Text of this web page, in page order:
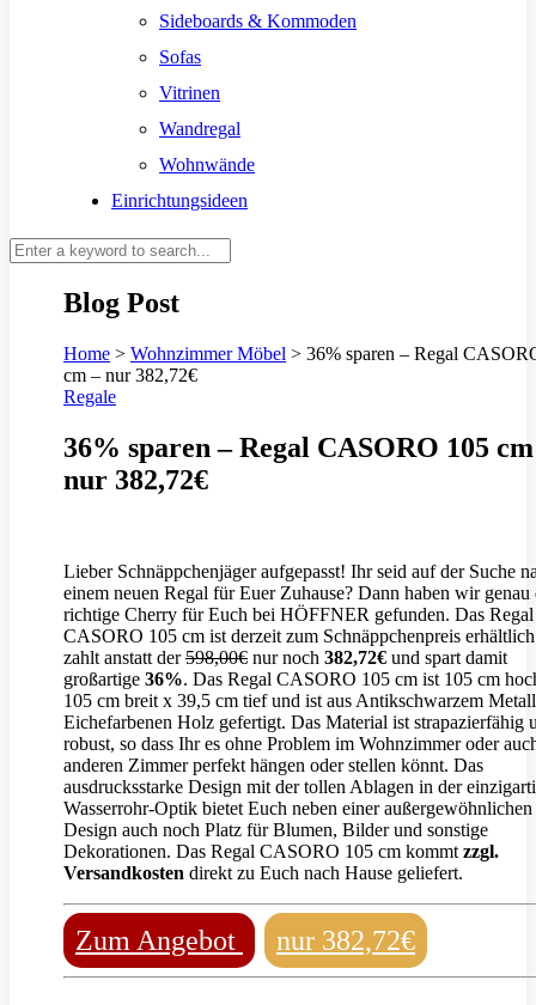
Sideboards & Kommoden
Sofas
Vitrinen
Wandregal
Wohnwände
Einrichtungsideen
Blog Post
Home > Wohnzimmer Möbel > 36% sparen – Regal
cm – nur 382,72€
Regale
36% sparen – Regal CASORO 105
nur 382,72€
Lieber Schnäppchenjäger aufgepasst! Ihr seid auf der Suche
einem neuen Regal für Euer Zuhause? Dann haben wir genau
richtige Cherry für Euch bei HÖFFNER gefunden. Das Regal
CASORO 105 cm ist derzeit zum Schnäppchenpreis
zahlt anstatt der598,00€ nur noch 382,72€ und spart damit
großartige 36%. Das Regal CASORO 105 cm ist 105 cm
105 cm breit x 39,5 cm tief und ist aus Antikschwarzem
Eichefarbenen Holz gefertigt. Das Material ist strapazierfähig
robust, so dass Ihr es ohne Problem im Wohnzimmer oder
anderen Zimmer perfekt hängen oder stellen könnt. Das
ausdrucksstarke Design mit der tollen Ablagen in der
Wasserrohr-Optik bietet Euch neben einer außergewöhnlichen
Design auch noch Platz für Blumen, Bilder und sonstige
Dekorationen. Das Regal CASORO 105 cm kommt zzgl.
Versandkosten direkt zu Euch nach Hause geliefert.
Zum Angebot nur 382,72€